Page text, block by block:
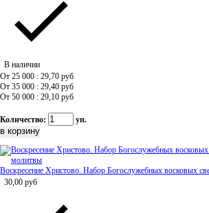
В наличии
От 25 000 : 29,70 руб
От 35 000 : 29,40 руб
От 50 000 : 29,10 руб
Количество: уп.
Воскресение Христово. Набор Богослужебных восковых
30,00 руб